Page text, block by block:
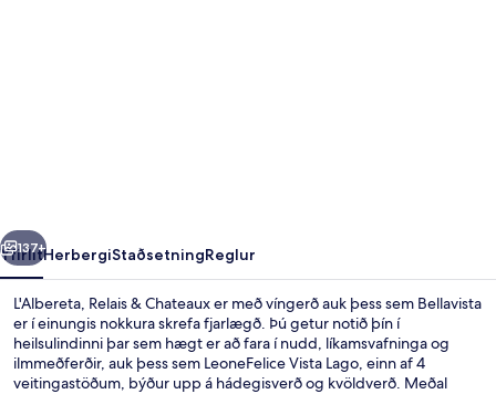
Næsta
137+
YfirlitHerbergiStaðsetningReglur
L'Albereta, Relais & Chateaux er með víngerð auk þess sem Bellavista
er í einungis nokkura skrefa fjarlægð. Þú getur notið þín í
heilsulindinni þar sem hægt er að fara í nudd, líkamsvafninga og
ilmmeðferðir, auk þess sem LeoneFelice Vista Lago, einn af 4
veitingastöðum, býður upp á hádegisverð og kvöldverð. Meðal